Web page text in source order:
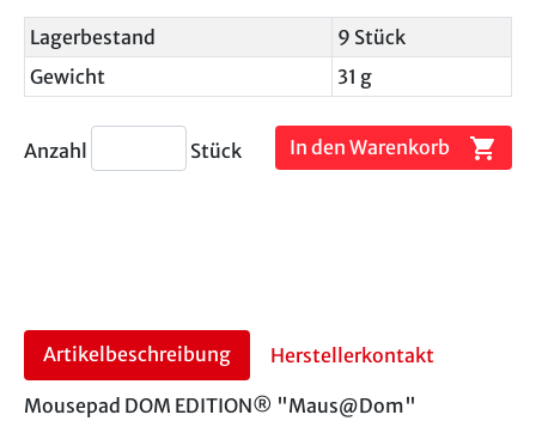
Lagerbestand
9 Stück
Gewicht
31 g
Anzahl Stück In den Warenkorb shopping_cart
Artikelbeschreibung Herstellerkontakt
Mousepad DOM EDITION® "Maus@Dom"